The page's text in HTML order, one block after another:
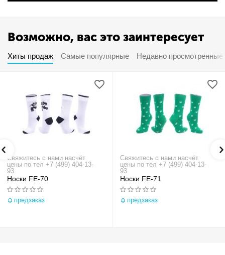
Возможно, вас это заинтересует
Хиты продаж Самые популярные Недавно просмотренные
Свяжитесь с нами насчёт
цены по тел +7 (499) 404-13-
93
Носки FE-70
предзаказ
Свяжитесь с нами насчёт
цены по тел +7 (499) 404-13-
93
Носки FE-71
предзаказ